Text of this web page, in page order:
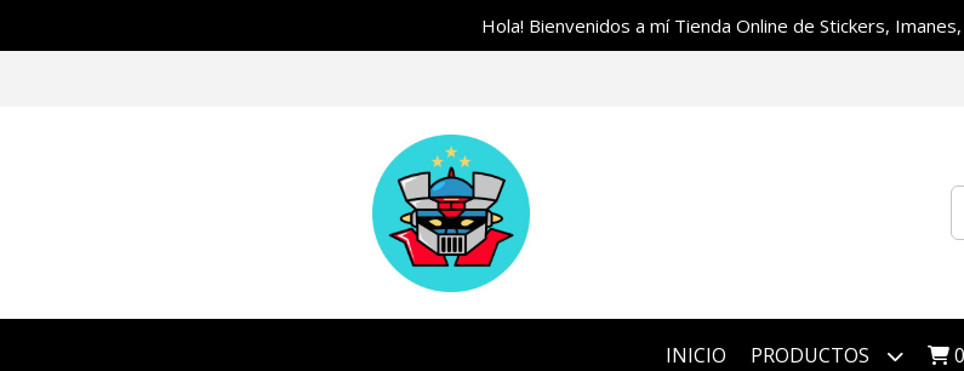
Hola! Bienvenidos a mí Tienda Online de Stickers,
INICIO PRODUCTOS 0